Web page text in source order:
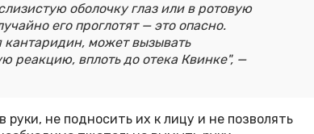
оболочку глаз или в ротовую
его проглотят — это опасно.
может вызывать
реакцию, вплоть до отека Квинке", —
руки, не подносить их к лицу и не позволять